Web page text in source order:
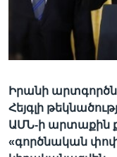
Լեզուներ
Իրանի
Հեյգլի
ԱՄՆ-ի արտաքին
«գործնական